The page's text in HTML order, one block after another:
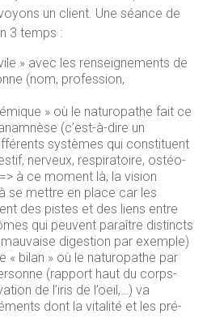
un client. Une séance de
3 temps :
» avec les renseignements de
(nom, profession,
» où le naturopathe fait ce
(c’est-à-dire un
systèmes qui constituent
nerveux, respiratoire, ostéo-
à ce moment là, la vision
se mettre en place car les
des pistes et des liens entre
qui peuvent paraître distincts
digestion par exemple)
« bilan » où le naturopathe par
(rapport haut du corps-
de l’iris de l’oeil,…) va
dont la vitalité et les pré-